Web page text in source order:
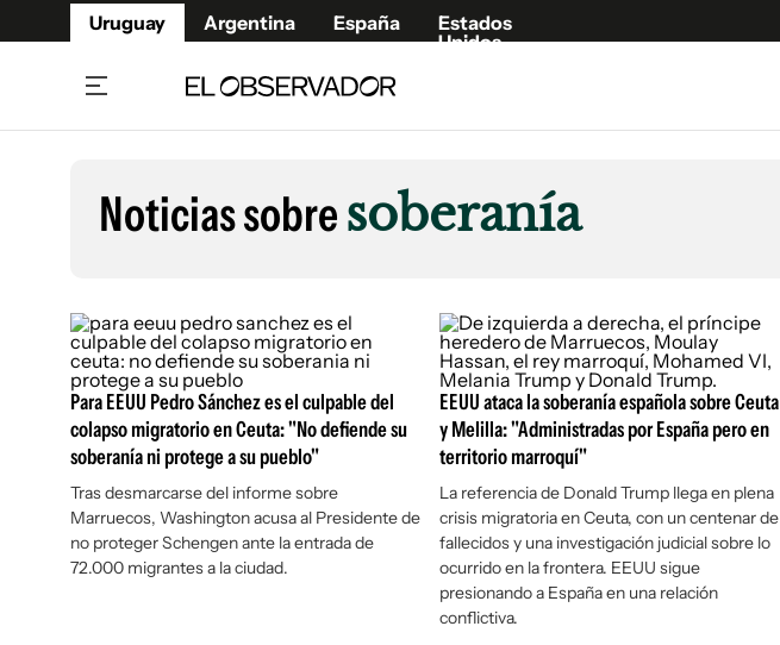
Uruguay Argentina España
Estados
Unidos
Beneficios Member
Café y Negocios
Economía y Empresas
Agro
Brand Studio
Cultura y Espectáculos
Fúnebres
Publicaciones
Newsletters
Argentina
España
Estados Unidos
Noticias sobresoberanía
Para EEUU Pedro Sánchez es el culpable del
colapso migratorio en Ceuta: "No defiende su
soberanía ni protege a su pueblo"
Tras desmarcarse del informe sobre
Marruecos, Washington acusa al Presidente de
no proteger Schengen ante la entrada de
72.000 migrantes a la ciudad.
EEUU ataca la soberanía española sobre Ceuta
y Melilla: "Administradas por España pero en
territorio marroquí"
La referencia de Donald Trump llega en plena
crisis migratoria en Ceuta, con un centenar de
fallecidos y una investigación judicial sobre lo
ocurrido en la frontera. EEUU sigue
presionando a España en una relación
conflictiva.